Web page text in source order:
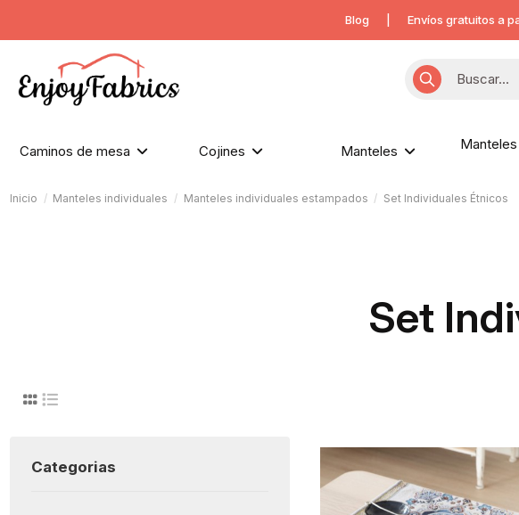
Blog Envíos gratuitos a
Caminos de mesa Cojines Manteles
Inicio Manteles individuales Manteles individuales estampados Set Individuales Étnicos
Set
Categorias